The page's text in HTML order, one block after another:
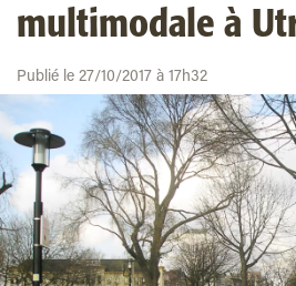
multimodale à
Publié le 27/10/2017 à 17h32